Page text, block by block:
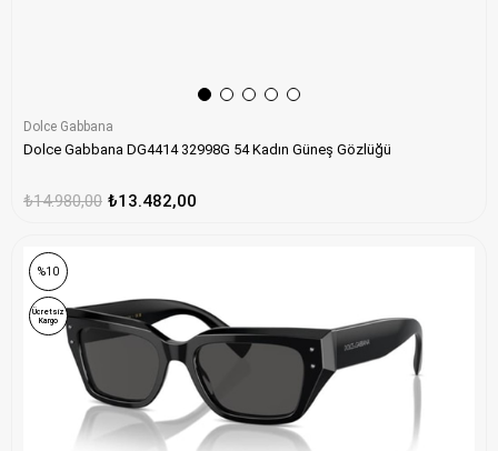
Dolce Gabbana
Dolce Gabbana DG4414 32998G 54 Kadın Güneş Gözlüğü
₺13.482,00
₺14.980,00
%10
Ücretsiz
Kargo